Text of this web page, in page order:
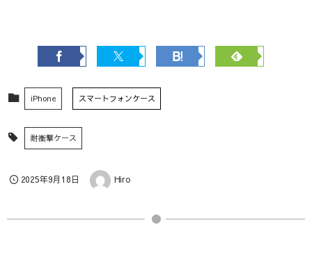
iPhone スマートフォンケース
耐衝撃ケース
2025年9月18日 Hiro